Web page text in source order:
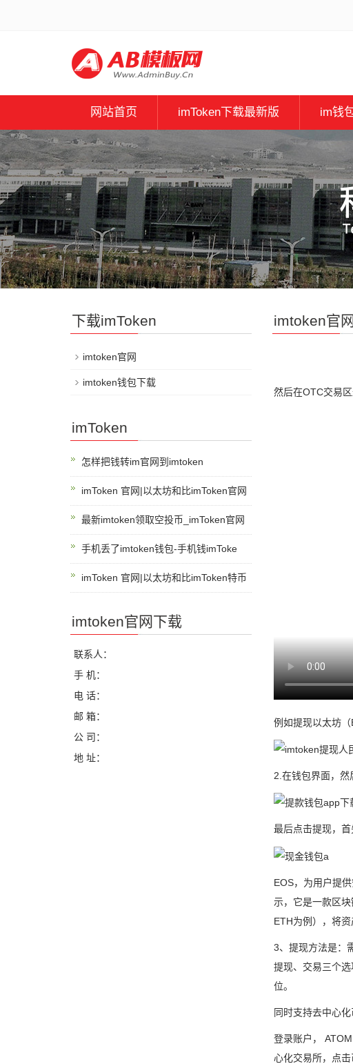
网站首页 imToken下载最新版 im钱
imtoken官网
然后在OTC交易
例如提现以太坊（
2.在钱包界面，然
最后点击提现，
EOS，为用户提
示，它是一款区
ETH为例），将
3、提现方法是：
提现、交易三个
位。
同时支持去中心
登录账户，
心化交易所，点
下载imToken
imtoken官网
imtoken钱包下载
imToken
怎样把钱转im官网到imtoken
imToken 官网|以太坊和比imToken官网
最新imtoken领取空投币_imToken官网
手机丢了imtoken钱包-手机钱imToke
imToken 官网|以太坊和比imToken特币
imtoken官网下载
联系人：
手 机：
电 话：
邮 箱：
公 司：
地 址：